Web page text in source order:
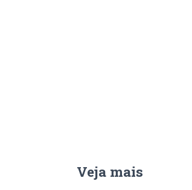
Veja mais